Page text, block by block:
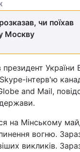
чи поїхав
Москву
інтерв'ю
and Mail,
на Мінському
вогню.
викликів.